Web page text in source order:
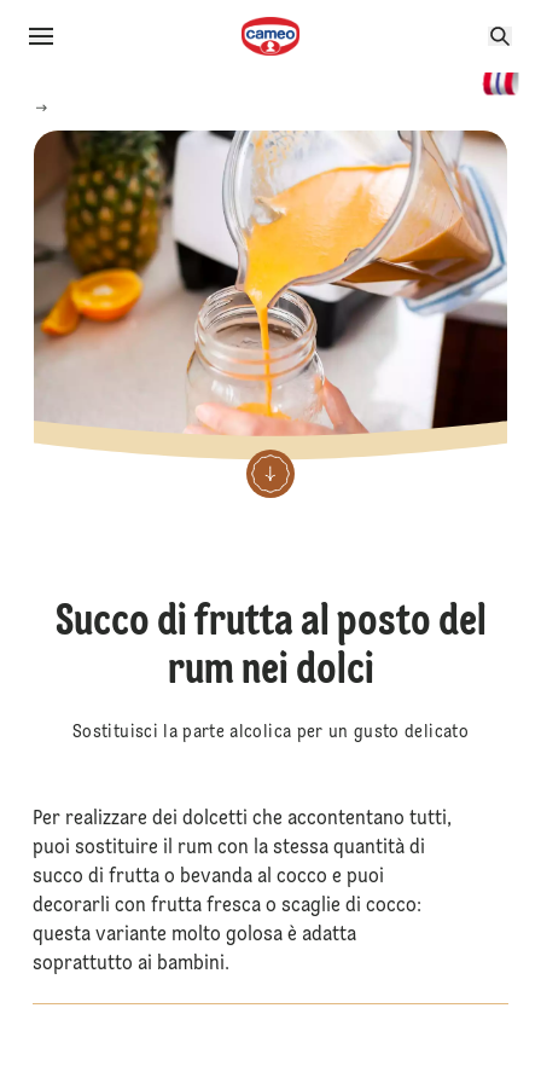
Succo di frutta al posto del
rum nei dolci
Sostituisci la parte alcolica per un gusto delicato
Per realizzare dei dolcetti che accontentano tutti,
puoi sostituire il rum con la stessa quantità di
succo di frutta o bevanda al cocco e puoi
decorarli con frutta fresca o scaglie di cocco:
questa variante molto golosa è adatta
soprattutto ai bambini.